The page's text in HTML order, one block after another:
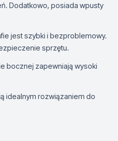
Dodatkowo, posiada wpusty
jest szybki i bezproblemowy.
sprzętu.
bocznej zapewniają wysoki
idealnym rozwiązaniem do